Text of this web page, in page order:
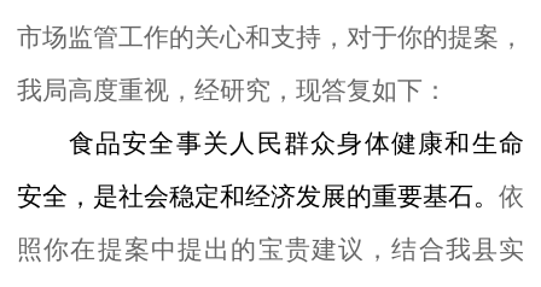
市场监管工作的关心和支持，对于你的提案，
我局高度重视，经研究，现答复如下：
食品安全事关人民群众身体健康和生命
安全，是社会稳定和经济发展的重要基石。 依
照你在提案中提出的宝贵建议，结合我县实